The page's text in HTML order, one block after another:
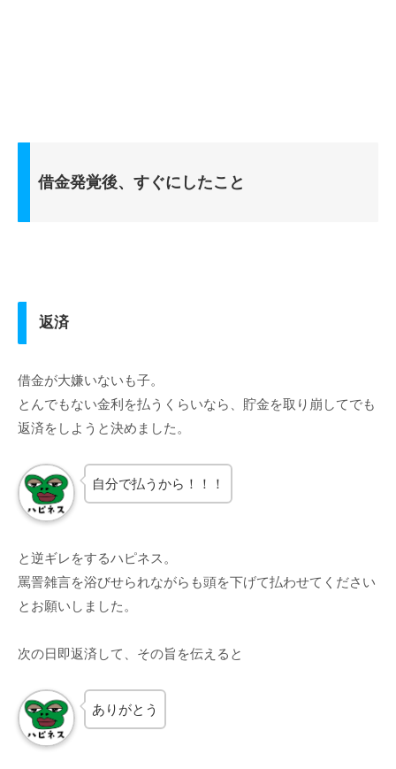
借金発覚後、すぐにしたこと
返済
借金が大嫌いないも子。
とんでもない金利を払うくらいなら、貯金を取り崩してでも
返済をしようと決めました。
自分で払うから！！！
と逆ギレをするハピネス。
罵詈雑言を浴びせられながらも頭を下げて払わせてください
とお願いしました。
次の日即返済して、その旨を伝えると
ありがとう